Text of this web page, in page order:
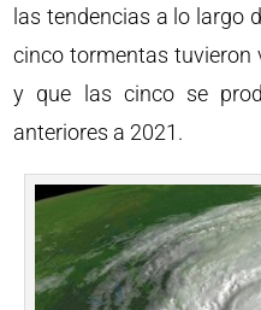
las tendencias a lo largo
cinco tormentas tuvieron
y que las cinco se
anteriores a 2021.